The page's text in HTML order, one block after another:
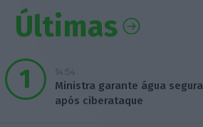
Últimas
14:54
Ministra garante água segura
após ciberataque